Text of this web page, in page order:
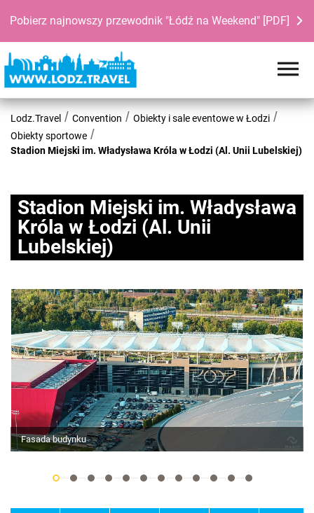
Pobierz najnowszy przewodnik "Łódź na Weekend" [PDF]
Lodz.Travel Convention
Obiekty i sale eventowe w Łodzi
Obiekty sportowe
Stadion Miejski im. Władysława Króla w Łodzi (Al. Unii Lubelskiej)
Stadion Miejski im. Władysława
Króla w Łodzi (Al. Unii
Lubelskiej)
Fasada budynku